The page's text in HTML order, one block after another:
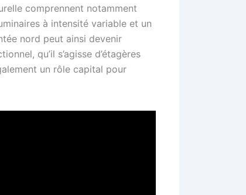
comprennent notamment
à intensité variable et un
nord peut ainsi devenir
qu’il s’agisse d’étagères
un rôle capital pour